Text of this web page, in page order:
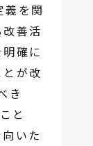
義を関
善活
確に
が改
き
と
いた